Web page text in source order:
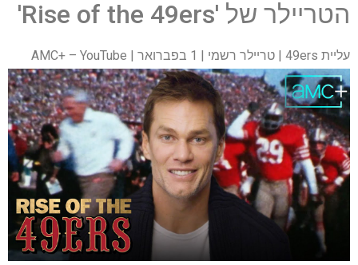
הטריילר של 'Rise of the 49ers'
עליית 49ers | טריילר רשמי | 1 בפברואר | AMC+ – YouTube